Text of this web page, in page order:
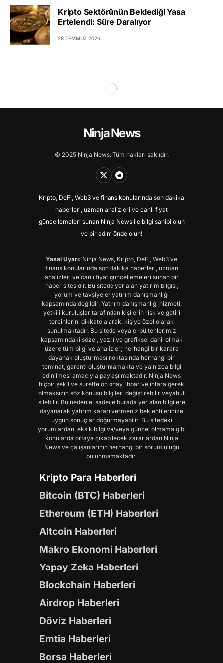
Kripto Sektörünün Beklediği Yasa
Ertelendi: Süre Daralıyor
28 TEMMUZ 2026
Ninja News
© 2025 Ninja News. Tüm hakları saklıdır.
Kripto, DeFi, Web3 ve finans konularında son dakika
haberleri, uzman analizleri ve canlı fiyat
güncellemeleri sunan Ninja News ile bilgi sahibi olun
ve bir adım önde olun!
Yasal Uyarı: Ninja News, Kripto, DeFi, Web3 ve
finans konularında son dakika haberleri, uzman
analizleri ve canlı fiyat güncellemeleri sunan bir
haber sitesidir. Bu sitede yer alan yatırım bilgisi,
yorum ve tavsiyeler yatırım danışmanlığı
kapsamında değildir. Yatırım danışmanlığı hizmeti,
yetkili kuruluşlar tarafından kişilerin risk ve getiri
tercihlerini dikkate alarak, kişiye özel olarak
sunulmaktadır. Bu sitede veya e-bültenlerimiz
kapsamındaki sözel, yazılı ve grafiksel dahil olmak
üzere tüm bilgi ve analizler; herhangi bir karara
dayanak oluşturması noktasında herhangi bir
teminat, garanti oluşturmamakta ve yalnızca bilgi
edinilmesi amacıyla paylaşılmaktadır. Ninja News
hiçbir şekil ve surette ön onay, ihbar ve ihtara gerek
olmaksızın söz konusu bilgileri değiştirebilir veyahut
silebilir. Bu nedenle, sadece burada yer alan bilgilere
dayanarak yatırım kararı vermeniz beklentilerinize
uygun sonuçlar doğurmayabilir. Bu sitedeki
yorumlardan, eksik bilgi ve/veya güncel olmama gibi
konularda ortaya çıkabilecek zararlardan Ninja
News ve çalışanlarının herhangi bir sorumluluğu
bulunmamaktadır.
Kripto Para Haberleri
Bitcoin (BTC) Haberleri
Ethereum (ETH) Haberleri
Altcoin Haberleri
Makro Ekonomi Haberleri
Yapay Zeka Haberleri
Blockchain Haberleri
Airdrop Haberleri
Döviz Haberleri
Emtia Haberleri
Borsa Haberleri